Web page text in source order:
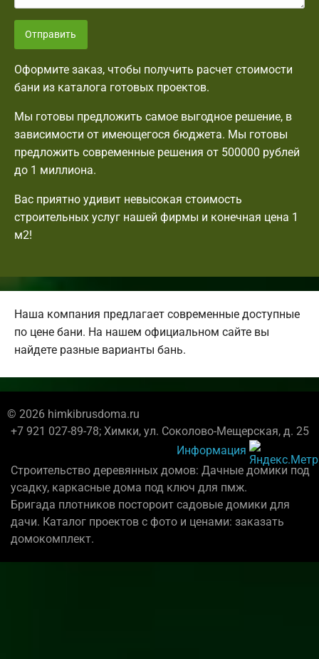
Отправить
Оформите заказ, чтобы получить расчет стоимости
бани из каталога готовых проектов.
Мы готовы предложить самое выгодное решение, в
зависимости от имеющегося бюджета. Мы готовы
предложить современные решения от 500000 рублей
до 1 миллиона.
Вас приятно удивит невысокая стоимость
строительных услуг нашей фирмы и конечная цена 1
м2!
Наша компания предлагает современные доступные
по цене бани. На нашем официальном сайте вы
найдете разные варианты бань.
© 2026 himkibrusdoma.ru
+7 921 027-89-78; Химки, ул. Соколово-Мещерская, д. 25
Информация
Строительство деревянных домов: Дачные домики под
усадку, каркасные дома под ключ для пмж.
Бригада плотников постороит садовые домики для
дачи. Каталог проектов с фото и ценами: заказать
домокомплект.